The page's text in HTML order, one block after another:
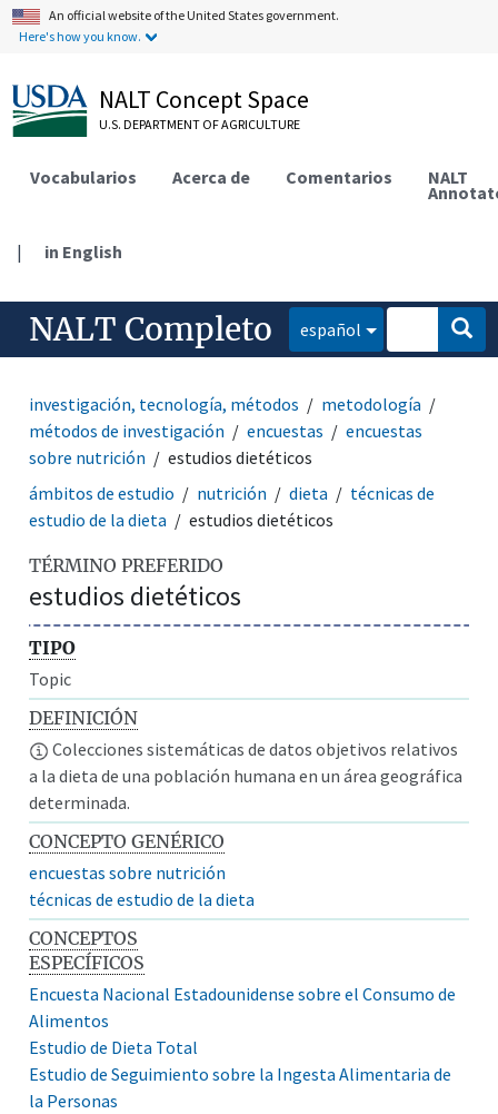
An official website of the United States government.
Here's how you know.
NALT Concept Space
U.S. DEPARTMENT OF AGRICULTURE
Vocabularios Acerca de Comentarios NALT
| in English
NALT Completo español
investigación, tecnología, métodos
metodología
métodos de investigación
encuestas
encuestas
sobre nutrición
estudios dietéticos
ámbitos de estudio
nutrición dieta
técnicas de
estudio de la dieta
estudios dietéticos
TÉRMINO PREFERIDO
estudios dietéticos
TIPO
Topic
DEFINICIÓN
Colecciones sistemáticas de datos objetivos relativos
a la dieta de una población humana en un área geográfica
determinada.
CONCEPTO GENÉRICO
encuestas sobre nutrición
técnicas de estudio de la dieta
CONCEPTOS
ESPECÍFICOS
Encuesta Nacional Estadounidense sobre el Consumo de
Alimentos
Estudio de Dieta Total
Estudio de Seguimiento sobre la Ingesta Alimentaria de
la Personas